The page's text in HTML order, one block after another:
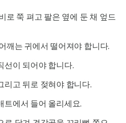
로 쭉 펴고 팔은 옆에 둔 채 엎드
깨는 귀에서 떨어져야 합니다.
선이 되어야 합니다.
리고 뒤로 젖혀야 합니다.
트에서 들어 올리세요.